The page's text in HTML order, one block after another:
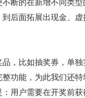
后面拓展出现金、
，比如抽奖券，单
功能，为此我们还
用户需要在开奖前